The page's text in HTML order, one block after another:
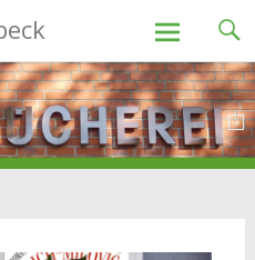
Skip
to
content